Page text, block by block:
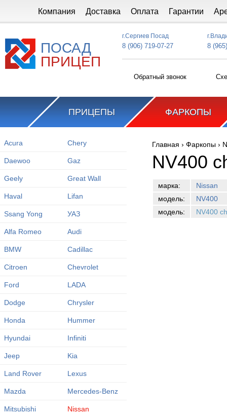
Компания Доставка Оплата Гарантии
ПОСАД
ПРИЦЕП
г.Сергиев Посад
8 (906) 719-07-27 8
Обратный звонок
ПРИЦЕПЫ ФАРКОПЫ
Acura Chery
Daewoo Gaz
Geely Great Wall
Haval Lifan
Ssang Yong УАЗ
Alfa Romeo Audi
BMW Cadillac
Citroen Chevrolet
Ford LADA
Dodge Chrysler
Honda Hummer
Hyundai Infiniti
Jeep Kia
Land Rover Lexus
Mazda Mercedes-Benz
Mitsubishi Nissan
Вы здесь
Главная › Фаркопы ›
NV400
марка:
Nissan
модель:
NV400
модель:
NV400